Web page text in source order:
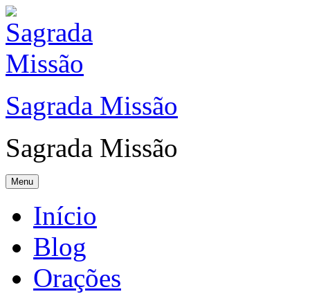
Sagrada Missão
Sagrada Missão
Menu
Início
Blog
Orações